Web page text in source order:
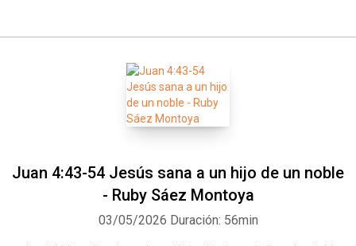
Juan 4:43-54 Jesús sana a un hijo de un noble
- Ruby Sáez Montoya
03/05/2026 Duración: 56min